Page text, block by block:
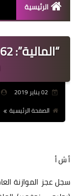
الرئيسية
الصفحة الرئيسية
أ ش أ